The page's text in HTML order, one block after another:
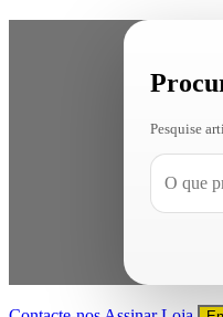
Pesquise